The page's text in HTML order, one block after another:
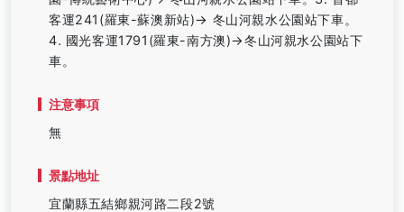
客運241(羅東-蘇澳新站)→ 冬山河親水公園站下車。
4. 國光客運1791(羅東-南方澳)→冬山河親水公園站下
車。
注意事項
無
景點地址
宜蘭縣五結鄉親河路二段2號